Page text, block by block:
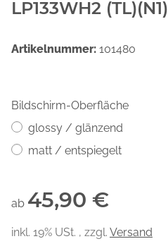
LP133WH2 (TL)(N1)
Artikelnummer: 101480
Bildschirm-Oberfläche
glossy / glänzend
matt / entspiegelt
ab 45,90 €
inkl. 19% USt. , zzgl. Versand